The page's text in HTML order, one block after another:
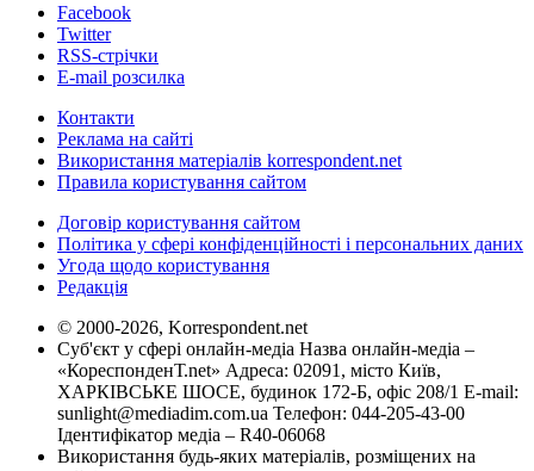
Facebook
Twitter
RSS-стрічки
E-mail розсилка
Контакти
Реклама на сайті
Використання матеріалів korrespondent.net
Правила користування сайтом
Договір користування сайтом
Політика у сфері конфіденційності і персональних даних
Угода щодо користування
Редакція
© 2000-2026, Korrespondent.net
Суб'єкт у сфері онлайн-медіа Назва онлайн-медіа –
«КореспонденТ.net» Адреса: 02091, місто Київ,
ХАРКІВСЬКЕ ШОСЕ, будинок 172-Б, офіс 208/1 E-mail:
sunlight@mediadim.com.ua Телефон: 044-205-43-00
Ідентифікатор медіа – R40-06068
Використання будь-яких матеріалів, розміщених на